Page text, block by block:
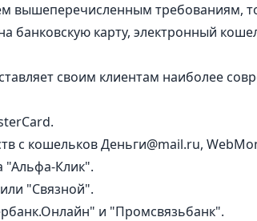
вышеперечисленным требованиям,
банковскую карту, электронный
своим клиентам наиболее
с кошельков Деньги@mail.ru,
Клик".
"Связной".
и "Промсвязьбанк".